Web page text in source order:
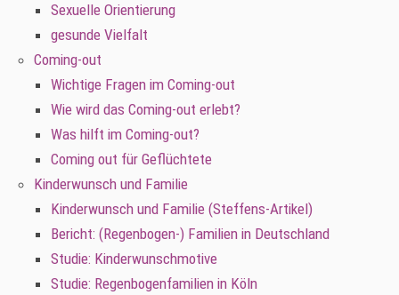
Sexuelle Orientierung
gesunde Vielfalt
Coming-out
Wichtige Fragen im Coming-out
Wie wird das Coming-out erlebt?
Was hilft im Coming-out?
Coming out für Geflüchtete
Kinderwunsch und Familie
Kinderwunsch und Familie (Steffens-Artikel)
Bericht: (Regenbogen-) Familien in Deutschland
Studie: Kinderwunschmotive
Studie: Regenbogenfamilien in Köln